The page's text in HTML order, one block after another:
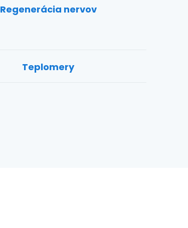
Regenerácia nervov
Teplomery